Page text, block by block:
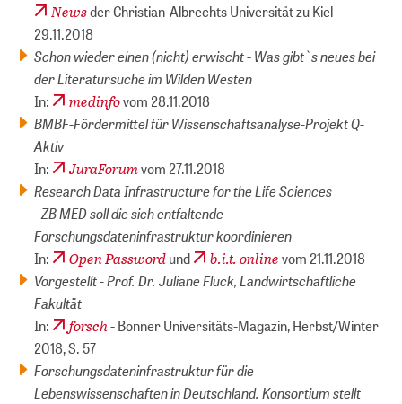
Newsder Christian-Albrechts Universität zu Kiel
29.11.2018
Schon wieder einen (nicht) erwischt - Was gibt`s neues bei
der Literatursuche im Wilden Westen
In: medinfovom 28.11.2018
BMBF-Fördermittel für Wissenschaftsanalyse-Projekt Q-
Aktiv
In: JuraForumvom 27.11.2018
Research Data Infrastructure for the Life Sciences
- ZB MED soll die sich entfaltende
Forschungsdateninfrastruktur koordinieren
In: Open Passwordund b.i.t. onlinevom 21.11.2018
Vorgestellt - Prof. Dr. Juliane Fluck, Landwirtschaftliche
Fakultät
In: forsch- Bonner Universitäts-Magazin, Herbst/Winter
2018, S. 57
Forschungsdateninfrastruktur für die
Lebenswissenschaften in Deutschland. Konsortium stellt